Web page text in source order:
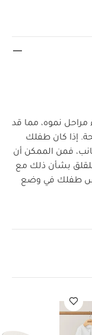
مراحل نموه، مما قد
إذا كان طفلك
فمن الممكن أن
بشأن ذلك مع
طفلك في وضع
قد يعجبك
عضوي بلون أبيض